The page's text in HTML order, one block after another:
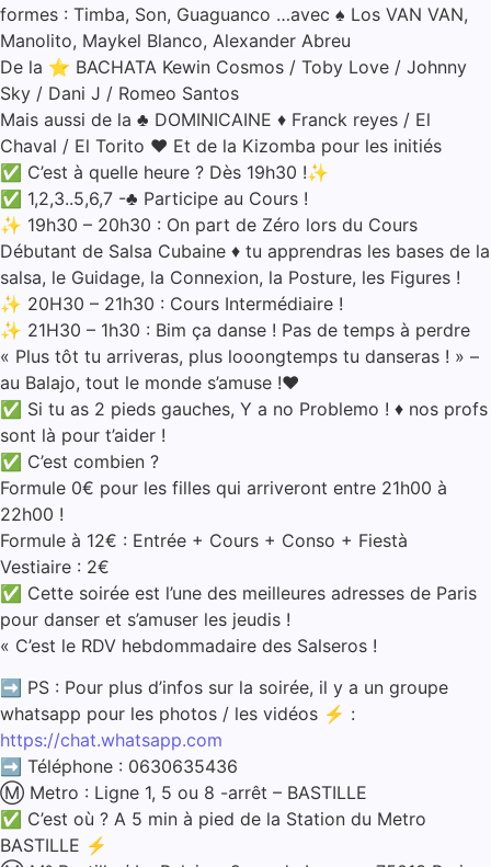
formes : Timba, Son, Guaguanco …avec ♠️ Los VAN VAN,
Manolito, Maykel Blanco, Alexander Abreu
De la ⭐ BACHATA Kewin Cosmos / Toby Love / Johnny
Sky / Dani J / Romeo Santos
Mais aussi de la ♣️ DOMINICAINE ♦️ Franck reyes / El
Chaval / El Torito ❤️ Et de la Kizomba pour les initiés
✅ C’est à quelle heure ? Dès 19h30 !✨
✅ 1,2,3..5,6,7 -♣️ Participe au Cours !
✨ 19h30 – 20h30 : On part de Zéro lors du Cours
Débutant de Salsa Cubaine ♦️ tu apprendras les bases de la
salsa, le Guidage, la Connexion, la Posture, les Figures !
✨ 20H30 – 21h30 : Cours Intermédiaire !
✨ 21H30 – 1h30 : Bim ça danse ! Pas de temps à perdre
« Plus tôt tu arriveras, plus looongtemps tu danseras ! » –
au Balajo, tout le monde s’amuse !❤
✅ Si tu as 2 pieds gauches, Y a no Problemo ! ♦️ nos profs
sont là pour t’aider !
✅ C’est combien ?
Formule 0€ pour les filles qui arriveront entre 21h00 à
22h00 !
Formule à 12€ : Entrée + Cours + Conso + Fiestà
Vestiaire : 2€
✅ Cette soirée est l’une des meilleures adresses de Paris
pour danser et s’amuser les jeudis !
« C’est le RDV hebdommadaire des Salseros !
➡️ PS : Pour plus d’infos sur la soirée, il y a un groupe
whatsapp pour les photos / les vidéos ⚡ :
https://chat.whatsapp.com
➡️ Téléphone : 0630635436
Ⓜ️ Metro : Ligne 1, 5 ou 8 -arrêt – BASTILLE
✅ C’est où ? A 5 min à pied de la Station du Metro
BASTILLE ⚡